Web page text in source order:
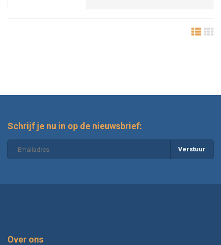
Schrijf je nu in op de nieuwsbrief:
Verstuur
Over ons